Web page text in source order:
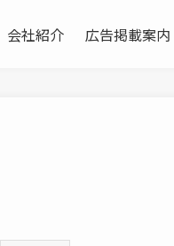
会社紹介 広告掲載案内